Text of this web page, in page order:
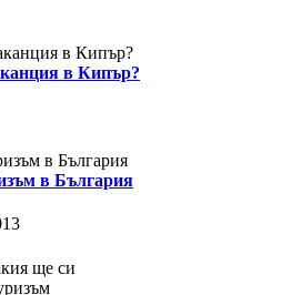
в Кипър?
в България